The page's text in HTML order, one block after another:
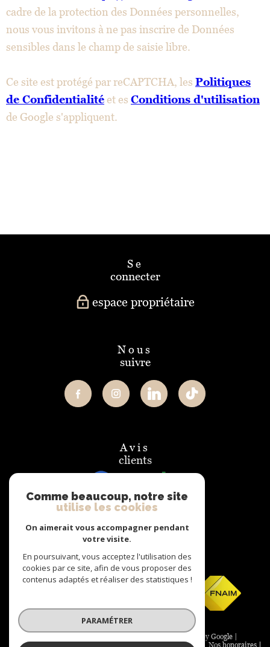
cadre de la protection des Données personnelles,
nous vous invitons à ne pas inscrire de Données
sensibles dans le champ de saisie libre.
Ce site est protégé par reCAPTCHA, les Politiques
de Confidentialitéet es Conditions d'utilisation
de Google s'appliquent.
se
connecter
espace propriétaire
nous
suivre
avis
clients
nous
adhérons
© 2026 | Tous droits réservés | Traduction powered by Google |
Plan du site
Nos partenaires Nos honoraires
Comme beaucoup, notre site
utilise les cookies
On aimerait vous accompagner pendant
votre visite.
En poursuivant, vous acceptez l'utilisation des
cookies par ce site, afin de vous proposer des
contenus adaptés et réaliser des statistiques !
PARAMÉTRER